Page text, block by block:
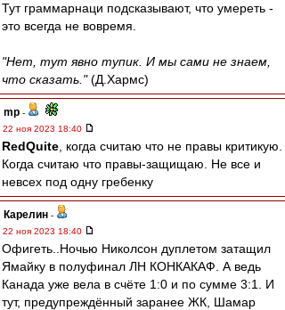
Тут граммарнаци подсказывают, что умереть -
это всегда не вовремя.
"Нет, тут явно тупик. И мы сами не знаем,
что сказать."(Д.Хармс)
mp -
22 ноя 2023 18:40
RedQuite , когда считаю что не правы критикую.
Когда считаю что правы-защищаю. Не все и
невсех под одну гребенку
Карелин -
22 ноя 2023 18:40
Офигеть..Ночью Николсон дуплетом затащил
Ямайку в полуфинал ЛН КОНКАКАФ. А ведь
Канада уже вела в счёте 1:0 и по сумме 3:1. И
тут, предупреждённый заранее ЖК, Шамар